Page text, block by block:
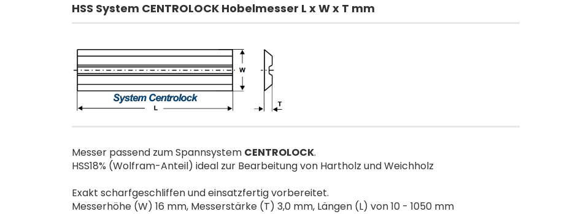
HSS System CENTROLOCK Hobelmesser L x W x T mm
Messer passend zum Spannsystem CENTROLOCK.
HSS18% (Wolfram-Anteil) ideal zur Bearbeitung von Hartholz und Weichholz
Exakt scharfgeschliffen und einsatzfertig vorbereitet.
Messerhöhe (W) 16 mm, Messerstärke (T) 3,0 mm, Längen (L) von 10 - 1050 mm